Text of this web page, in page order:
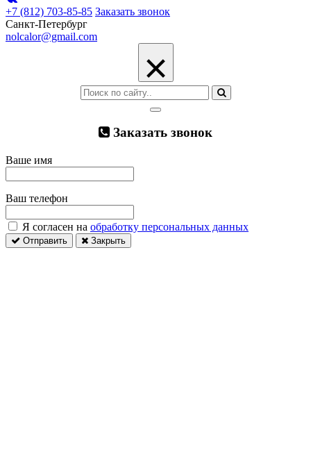
+7 (812) 703-85-85 Заказать звонок
Санкт-Петербург
nolcalor@gmail.com
×
Заказать звонок
Ваше имя
Ваш телефон
Я согласен на обработку персональных данных
Отправить Закрыть